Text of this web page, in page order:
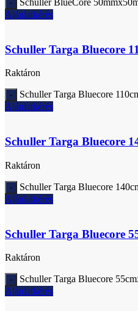
Schuller BlueCore
Ajánlatkérés
Schuller Targa Bluecore
Raktáron
Schuller Targa Bluecore
Ajánlatkérés
Schuller Targa Bluecore
Raktáron
Schuller Targa Bluecore
Ajánlatkérés
Schuller Targa Bluecore
Raktáron
Schuller Targa Bluecore
Ajánlatkérés